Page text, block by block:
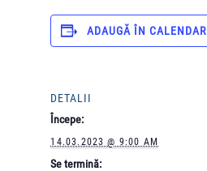
ADAUGĂ ÎN CALENDAR
DETALII
Începe:
14.03.2023 @ 9:00 AM
Se termină: